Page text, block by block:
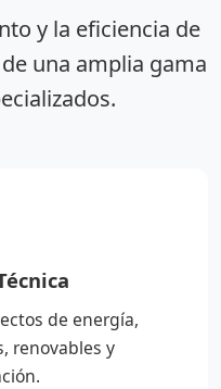
y la eficiencia de
una amplia gama
de energía,
renovables y